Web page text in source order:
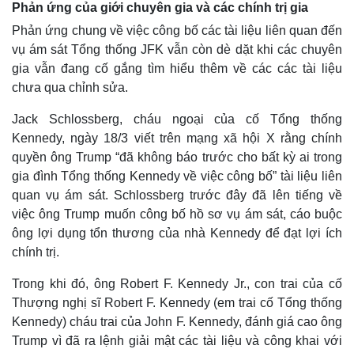
Phản ứng của giới chuyên gia và các chính trị gia
Phản ứng chung về việc công bố các tài liệu liên quan đến
vụ ám sát Tổng thống JFK vẫn còn dè dặt khi các chuyên
gia vẫn đang cố gắng tìm hiểu thêm về các các tài liệu
chưa qua chỉnh sửa.
Jack Schlossberg, cháu ngoại của cố Tổng thống
Kennedy, ngày 18/3 viết trên mạng xã hội X rằng chính
quyền ông Trump “đã không báo trước cho bất kỳ ai trong
gia đình Tổng thống Kennedy về việc công bố” tài liệu liên
quan vụ ám sát. Schlossberg trước đây đã lên tiếng về
việc ông Trump muốn công bố hồ sơ vụ ám sát, cáo buộc
ông lợi dụng tổn thương của nhà Kennedy để đạt lợi ích
chính trị.
Trong khi đó, ông Robert F. Kennedy Jr., con trai của cố
Thượng nghị sĩ Robert F. Kennedy (em trai cố Tổng thống
Kennedy) cháu trai của John F. Kennedy, đánh giá cao ông
Trump vì đã ra lệnh giải mật các tài liệu và công khai với